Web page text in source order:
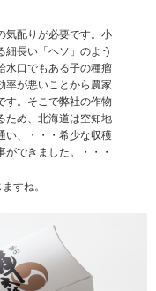
気配りが必要です。小
細長い「ヘソ」のよう
水口でもある子の種瘤
率が悪いことから農家
す。そこで弊社の作物
ため、北海道は空知地
い、・・・希少な収穫
できました。・・・
すね。